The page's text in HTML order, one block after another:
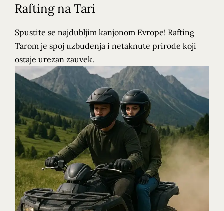
Rafting na Tari
Spustite se najdubljim kanjonom Evrope! Rafting
Tarom je spoj uzbuđenja i netaknute prirode koji
ostaje urezan zauvek.